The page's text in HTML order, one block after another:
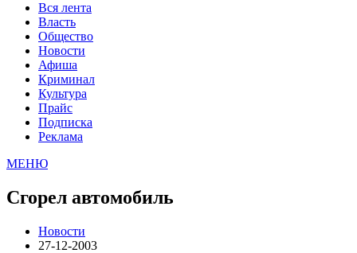
Вся лента
Власть
Общество
Новости
Афиша
Криминал
Культура
Прайс
Подписка
Реклама
МЕНЮ
Сгорел автомобиль
Новости
27-12-2003